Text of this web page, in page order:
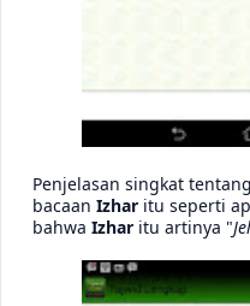
Penjelasan singkat tentang
bacaan Izhar itu seperti
bahwa Izhar itu artinya "